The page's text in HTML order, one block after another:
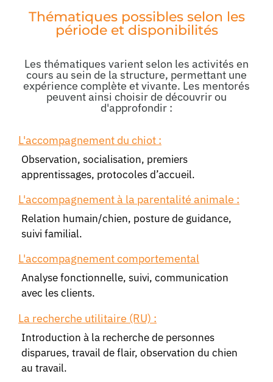
Thématiques possibles selon les
période et disponibilités
Les thématiques varient selon les activités en
cours au sein de la structure, permettant une
expérience complète et vivante. Les mentorés
peuvent ainsi choisir de découvrir ou
d'approfondir :
L'accompagnement du chiot :
Observation, socialisation, premiers
apprentissages, protocoles d’accueil.
L'accompagnement à la parentalité animale :
Relation humain/chien, posture de guidance,
suivi familial.
L'accompagnement comportemental
Analyse fonctionnelle, suivi, communication
avec les clients.
La recherche utilitaire (RU) :
Introduction à la recherche de personnes
disparues, travail de flair, observation du chien
au travail.